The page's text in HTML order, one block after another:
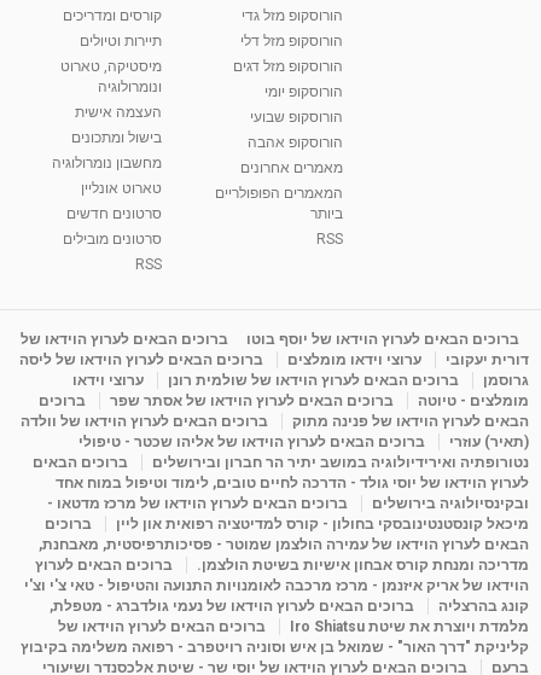
הורוסקופ מזל גדי
הורוסקופ מזל דלי
הורוסקופ מזל דגים
הורוסקופ יומי
הורוסקופ שבועי
הורוסקופ אהבה
מאמרים אחרונים
המאמרים הפופולריים
ביותר
RSS
קורסים ומדריכים
תיירות וטיולים
מיסטיקה, טארוט
ונומרולוגיה
העצמה אישית
בישול ומתכונים
מחשבון נומרולוגיה
טארוט אונליין
סרטונים חדשים
סרטונים מובילים
RSS
ברוכים הבאים לערוץ הוידאו של יוסף בוטו
ברוכים הבאים לערוץ הוידאו של
דורית יעקובי
ערוצי וידאו מומלצים
ברוכים הבאים לערוץ הוידאו של ליסה
גרוסמן
ברוכים הבאים לערוץ הוידאו של שולמית רונן
ערוצי וידאו
מומלצים - טיוטה
ברוכים הבאים לערוץ הוידאו של אסתר שפר
ברוכים
הבאים לערוץ הוידאו של פנינה מתוק
ברוכים הבאים לערוץ הוידאו של וולדה
(תאיר) עוזרי
ברוכים הבאים לערוץ הוידאו של אליהו שכטר - טיפולי
נטורופתיה ואירידיולוגיה במושב יתיר הר חברון ובירושלים
ברוכים הבאים
לערוץ הוידאו של יוסי גולד - הדרכה לחיים טובים, לימוד וטיפול במוח אחד
ובקינסיולוגיה בירושלים
ברוכים הבאים לערוץ הוידאו של מרכז מדטאו -
מיכאל קונסטנטינובסקי בחולון - קורס למדיטציה רפואית און ליין
ברוכים
הבאים לערוץ הוידאו של עמירה הולצמן שמוטר - פסיכותרפיסטית, מאבחנת,
מדריכה ומנחת קורס אבחון אישיות בשיטת הולצמן.
ברוכים הבאים לערוץ
הוידאו של אריק איזנמן - מרכז מרכבה לאומנויות התנועה והטיפול - טאי צ'י וצ'י
קונג בהרצליה
ברוכים הבאים לערוץ הוידאו של נעמי גולדברג - מטפלת,
מלמדת ויוצרת את שיטת Iro Shiatsu
ברוכים הבאים לערוץ הוידאו של
קליניקת "דרך האור" - שמואל בן איש וסוניה רויטפרב - רפואה משלימה בקיבוץ
ברעם
ברוכים הבאים לערוץ הוידאו של יוסי שר - שיטת אלכסנדר ושיעורי